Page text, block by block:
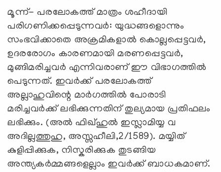
മൂന്ന്- പരലോകത്ത് മാത്രം ശഹീദായി
പരിഗണിക്കപ്പെടുന്നവര്‍: യുദ്ധങ്ങളൊന്നും
സംഭവിക്കാതെ അക്രമികളാൽ കൊല്ലപ്പെട്ടവർ,
ഉദരരോഗം കാരണമായി മരണപ്പെട്ടവർ,
മുങ്ങിമരിച്ചവർ എന്നിവരാണ് ഈ വിഭാഗത്തിൽ
പെടുന്നത്. ഇവർക്ക് പരലോകത്ത്
അല്ലാഹുവിന്റെ മാർഗത്തിൽ പോരാടി
മരിച്ചവർക്ക് ലഭിക്കുന്നതിന് തുല്യമായ പ്രതിഫലം
ലഭിക്കും. (അൽ ഫിഖ്ഹുൽ ഇസ്ലാമിയ്യ വ
അദില്ലത്തുഹു, അസ്സഹീലി,2/1589). മയ്യിത്
കുളിപ്പിക്കുക, നിസ്കരിക്കുക തുടങ്ങിയ
അന്ത്യകര്‍മ്മങ്ങളെല്ലാം ഇവര്‍ക്ക് ബാധകമാണ്.